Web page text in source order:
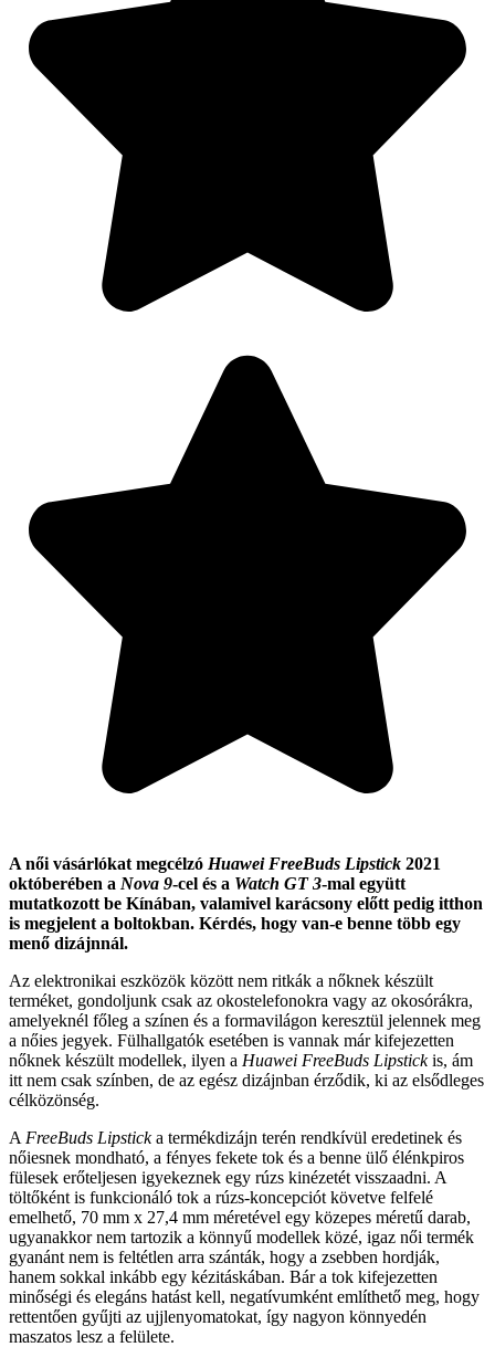
A női vásárlókat megcélzó Huawei FreeBuds Lipstick 2021
októberében a Nova 9-cel és a Watch GT 3-mal együtt
mutatkozott be Kínában, valamivel karácsony előtt pedig itthon
is megjelent a boltokban. Kérdés, hogy van-e benne több egy
menő dizájnnál.
Az elektronikai eszközök között nem ritkák a nőknek készült
terméket, gondoljunk csak az okostelefonokra vagy az okosórákra,
amelyeknél főleg a színen és a formavilágon keresztül jelennek meg
a nőies jegyek. Fülhallgatók esetében is vannak már kifejezetten
nőknek készült modellek, ilyen a Huawei FreeBuds Lipstickis, ám
itt nem csak színben, de az egész dizájnban érződik, ki az elsődleges
célközönség.
A FreeBuds Lipsticka termékdizájn terén rendkívül eredetinek és
nőiesnek mondható, a fényes fekete tok és a benne ülő élénkpiros
fülesek erőteljesen igyekeznek egy rúzs kinézetét visszaadni. A
töltőként is funkcionáló tok a rúzs-koncepciót követve felfelé
emelhető, 70 mm x 27,4 mm méretével egy közepes méretű darab,
ugyanakkor nem tartozik a könnyű modellek közé, igaz női termék
gyanánt nem is feltétlen arra szánták, hogy a zsebben hordják,
hanem sokkal inkább egy kézitáskában. Bár a tok kifejezetten
minőségi és elegáns hatást kell, negatívumként említhető meg, hogy
rettentően gyűjti az ujjlenyomatokat, így nagyon könnyedén
maszatos lesz a felülete.